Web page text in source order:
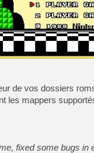
de vos dossiers
les mappers
fixed some bugs in